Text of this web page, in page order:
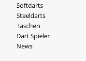
Softdarts
Steeldarts
Taschen
Dart Spieler
News